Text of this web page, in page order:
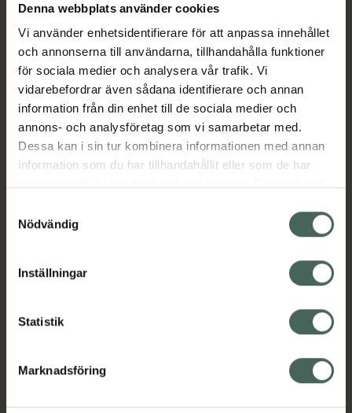
Denna webbplats använder cookies
Vi använder enhetsidentifierare för att anpassa innehållet
och annonserna till användarna, tillhandahålla funktioner
för sociala medier och analysera vår trafik. Vi
vidarebefordrar även sådana identifierare och annan
information från din enhet till de sociala medier och
annons- och analysföretag som vi samarbetar med.
Dessa kan i sin tur kombinera informationen med annan
information som du har tillhandahållit eller som de har
återkalla ditt samtycke via webbplatsens
cookieinställningar. Ett återkallat samtycke påverkar inte
lagligheten av behandling som skett innan återkallelsen.
Nödvändig
Inställningar
Statistik
Marknadsföring
Canephron® är ett traditionellt växtbaserat
läkemedel, baserat på pulveriserad flockarun
(ört), libbsticka (rot) och rosmarin (blad). -
Lindra symtom vid återkommande lindriga
nedre urinvägsinfektioner hos kvinnor, såsom
svidande känsla när man kissar och/eller
behov av att kissa oftare än vanligt.
Canephron® används sedan läkare
konstaterat att annan, allvarlig sjukdom inte
föreligger. Indikationerna för ett traditionellt
uteslutande på erfarenhet av långvarig
Jämförpris
Kategorier:
Visa